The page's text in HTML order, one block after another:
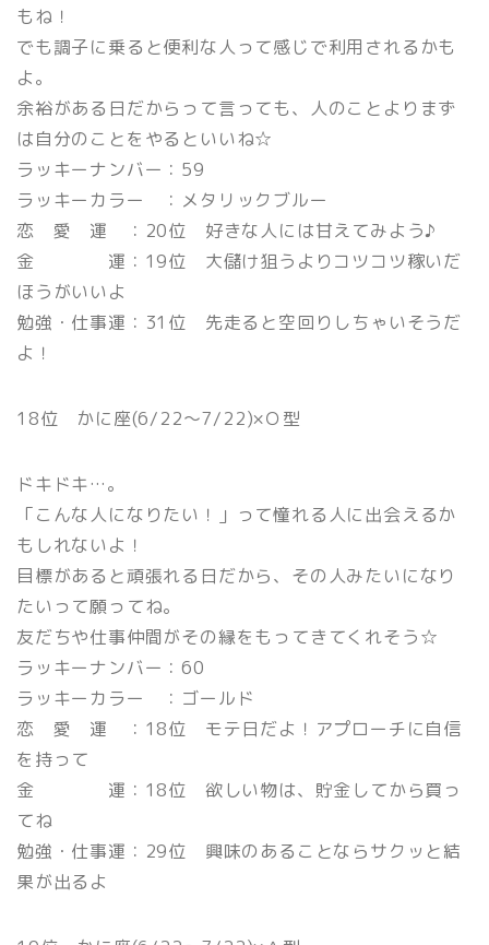
もね！
でも調子に乗ると便利な人って感じで利用されるかも
よ。
余裕がある日だからって言っても、人のことよりまず
は自分のことをやるといいね☆
ラッキーナンバー：59
ラッキーカラー ：メタリックブルー
恋 愛 運 ：20位 好きな人には甘えてみよう♪
金 運：19位 大儲け狙うよりコツコツ稼いだ
ほうがいいよ
勉強・仕事運：31位 先走ると空回りしちゃいそうだ
よ！
18位 かに座(6/22〜7/22)×Ｏ型
ドキドキ…。
「こんな人になりたい！」って憧れる人に出会えるか
もしれないよ！
目標があると頑張れる日だから、その人みたいになり
たいって願ってね。
友だちや仕事仲間がその縁をもってきてくれそう☆
ラッキーナンバー：60
ラッキーカラー ：ゴールド
恋 愛 運 ：18位 モテ日だよ！アプローチに自信
を持って
金 運：18位 欲しい物は、貯金してから買っ
てね
勉強・仕事運：29位 興味のあることならサクッと結
果が出るよ